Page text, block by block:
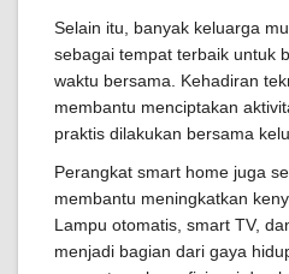
Selain itu, banyak keluarga
sebagai tempat terbaik untuk
waktu bersama. Kehadiran
membantu menciptakan
praktis dilakukan bersama
Perangkat smart home juga
membantu meningkatkan
Lampu otomatis, smart TV,
menjadi bagian dari gaya